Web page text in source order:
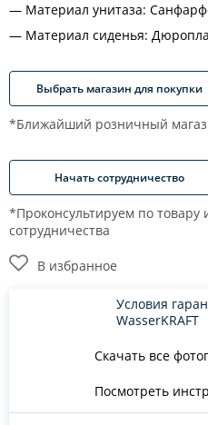
Материал унитаза:
Материал сиденья:
Выбрать магазин для покупки
*Ближайший розничный
Начать сотрудничество
*Проконсультируем по товару
сотрудничества
В избранное
Скачать все
Посмотреть
Условия
WasserKRAFT